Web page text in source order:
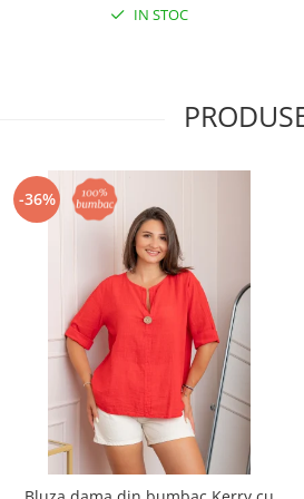
IN STOC
-36%